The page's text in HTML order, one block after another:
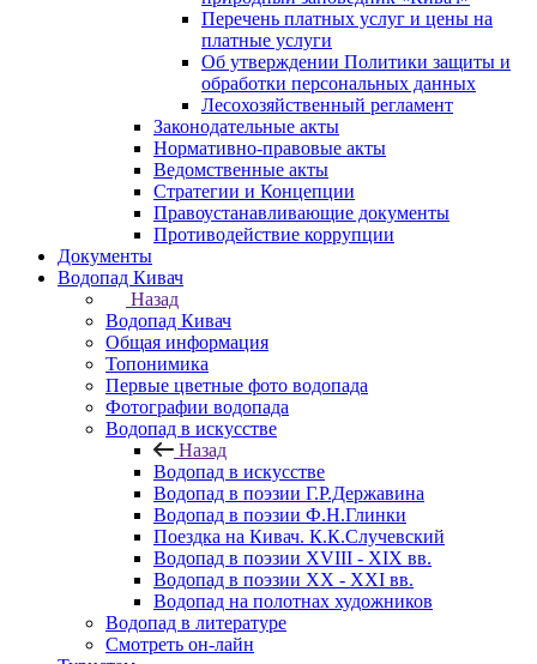
Перечень платных услуг и цены на
платные услуги
Об утверждении Политики защиты и
обработки персональных данных
Лесохозяйственный регламент
Законодательные акты
Нормативно-правовые акты
Ведомственные акты
Стратегии и Концепции
Правоустанавливающие документы
Противодействие коррупции
Документы
Водопад Кивач
Назад
Водопад Кивач
Общая информация
Топонимика
Первые цветные фото водопада
Фотографии водопада
Водопад в искусстве
Назад
Водопад в искусстве
Водопад в поэзии Г.Р.Державина
Водопад в поэзии Ф.Н.Глинки
Поездка на Кивач. К.К.Случевский
Водопад в поэзии XVIII - XIX вв.
Водопад в поэзии XX - XXI вв.
Водопад на полотнах художников
Водопад в литературе
Смотреть он-лайн